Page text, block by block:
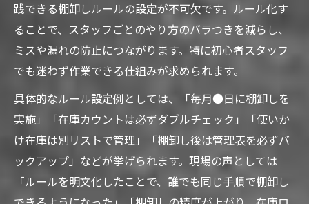
践できる棚卸しルールの設定が不可欠です。ルール化す
ることで、スタッフごとのやり方のバラつきを減らし、
ミスや漏れの防止につながります。特に初心者スタッフ
でも迷わず作業できる仕組みが求められます。
具体的なルール設定例としては、「毎月●日に棚卸しを
実施」「在庫カウントは必ずダブルチェック」「使いか
け在庫は別リストで管理」「棚卸し後は管理表を必ずバ
ックアップ」などが挙げられます。現場の声としては
「ルールを明文化したことで、誰でも同じ手順で棚卸し